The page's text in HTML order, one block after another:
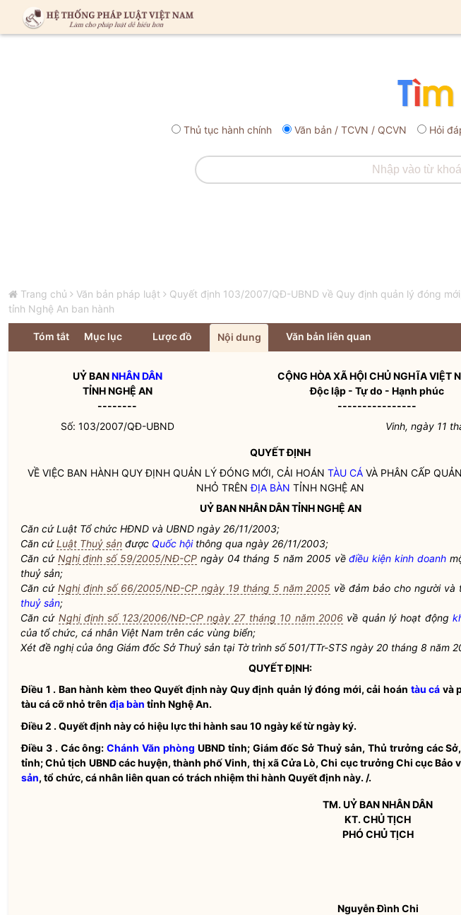
Thủ tục hành chính Văn bản / TCVN / QCVN Hỏi
Trang chủ Văn bản pháp luật
Quyết định 103/2007/QĐ-UBND về Quy định quản lý đóng
tỉnh Nghệ An ban hành
Tóm tắt Mục lục Lược đồ Nội dung Văn bản liên quan
UỶ BANNHÂN DÂN
TỈNH NGHỆ AN
--------
CỘNG HÒA XÃ HỘI CHỦ NGHĨA VIỆT
Độc lập - Tự do - Hạnh phúc
----------------
Số: 103/2007/QĐ-UBND
Vinh, ngày 11
QUYẾT ĐỊNH
VỀ VIỆC BAN HÀNH QUY ĐỊNH QUẢN LÝ ĐÓNG MỚI, CẢI HOÁN TÀU CÁ VÀ PHÂN CẤP
NHỎ TRÊNĐỊA BÀN TỈNH NGHỆ AN
UỶ BANNHÂN DÂNTỈNH NGHỆ AN
Căn cứ Luật Tổ chức HĐND và UBND ngày 26/11/2003;
Căn cứLuật Thuỷ sản được Quốc hộithông qua ngày 26/11/2003;
Căn cứ Nghị định số 59/2005/NĐ-CP ngày 04 tháng 5 năm 2005 vềđiều kiện kinh doanh
thuỷ sản;
Căn cứ Nghị định số 66/2005/NĐ-CP ngày 19 tháng 5 năm 2005 về đảm bảo cho người và
thuỷ sản;
Căn cứ Nghị định số 123/2006/NĐ-CP ngày 27 tháng 10 năm 2006về quản lý hoạt động
của tổ chức, cá nhân Việt Nam trên các vùng biển;
Xét đề nghị của ông Giám đốc Sở Thuỷ sản tại Tờ trình số 501/TTr-STS ngày 20 tháng 8 năm
QUYẾT ĐỊNH:
Điều 1 . Ban hành kèm theo Quyết định này Quy định quản lý đóng mới, cải hoán tàu cá và
tàu cácỡ nhỏ trên địa bàn tỉnh Nghệ An.
Điều 2 .Quyết định này có hiệu lực thi hành sau 10 ngày kể từ ngày ký.
Điều 3 .Các ông:Chánh Văn phòng UBND tỉnh; Giám đốc Sở Thuỷ sản, Thủ trưởng các
tỉnh; Chủ tịch UBND các huyện, thành phố Vinh, thị xã Cửa Lò, Chi cục trưởng Chi cục Bảo
sản, tổ chức, cá nhân liên quan có trách nhiệm thi hành Quyết định này. /.
TM. UỶ BANNHÂN DÂN
KT. CHỦ TỊCH
PHÓ CHỦ TỊCH
Nguyễn Đình Chi